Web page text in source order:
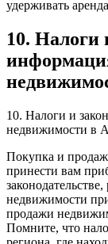
удерживать
10.
10. Налоги и
недвижимости в
Покупка и
принести вам
недвижимости
продажи
Помните, что